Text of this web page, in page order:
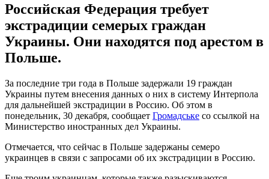
Российская Федерация требует
экстрадиции семерых граждан
Украины. Они находятся под арестом в
Польше.
За последние три года в Польше задержали 19 граждан
Украины путем внесения данных о них в систему Интерпола
для дальнейшей экстрадиции в Россию. Об этом в
понедельник, 30 декабря, сообщает Громадське со ссылкой на
Министерство иностранных дел Украины.
Отмечается, что сейчас в Польше задержаны семеро
украинцев в связи с запросами об их экстрадиции в Россию.